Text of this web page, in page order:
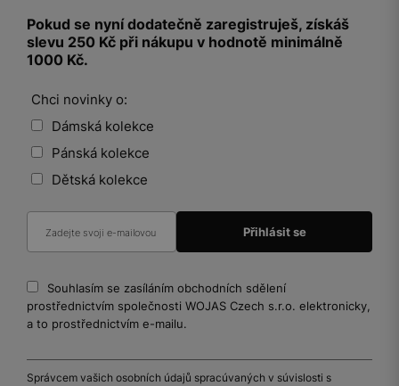
Pokud se nyní dodatečně zaregistruješ, získáš
slevu 250 Kč při nákupu v hodnotě minimálně
1000 Kč.
Chci novinky o:
Dámská kolekce
Pánská kolekce
Dětská kolekce
Souhlasím se zasíláním obchodních sdělení
prostřednictvím společnosti WOJAS Czech s.r.o. elektronicky,
a to prostřednictvím e-mailu.
Správcem vašich osobních údajů spracúvaných v súvislosti s